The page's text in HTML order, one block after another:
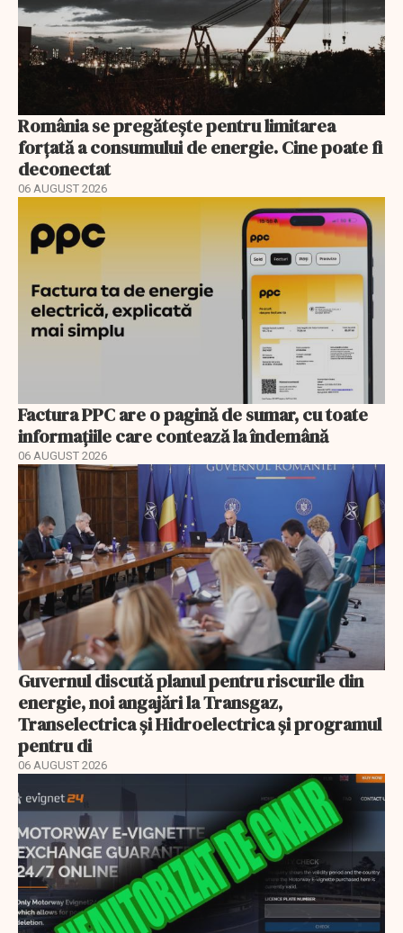
România se pregătește pentru limitarea
forțată a consumului de energie. Cine poate fi
deconectat
06 AUGUST 2026
Factura PPC are o pagină de sumar, cu toate
informațiile care contează la îndemână
06 AUGUST 2026
Guvernul discută planul pentru riscurile din
energie, noi angajări la Transgaz,
Transelectrica și Hidroelectrica și programul
pentru di
06 AUGUST 2026